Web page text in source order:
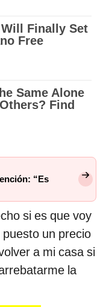
“Es
si es que voy
un precio
a mi casa si
la